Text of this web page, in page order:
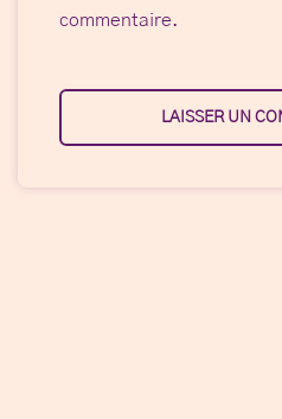
commentaire.